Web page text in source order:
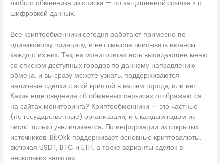
любого обменника из списка — по защищенной ссылке и с
шифровкой данных.
Все криптообменники сегодня работают примерно по
одинаковому принципу, и нет смысла описывать нюансы
каждого из них. Так, на мониторигах есть выпадающее меню
со списком доступных городов по данному направлению
обмена, и вы сразу можете узнать, поддерживаются
наличные сделки с этой криптой в вашем городе, или нет.
Какие еще сведения об обменных сервисах отображаются
на сайтах мониторинга? Криптообменники — это частные
(не государственные) организации, и с каждым годом их
число только увеличивается. По информации из открытых
источников, BitOkk поддерживает основные криптовалюты,
включая USDT, BTC и ETH, а также варианты сделок в
нескольких валютах.